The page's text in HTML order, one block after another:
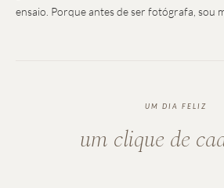
ensaio. Porque antes de ser fotógrafa, sou
UM DIA FELIZ
um clique de